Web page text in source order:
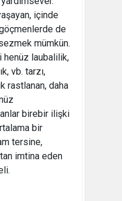
içinde
de
mümkün.
henüz laubalilik,
vb. tarzı,
rastlanan, daha
birebir ilişki
bir
tersine,
imtina eden